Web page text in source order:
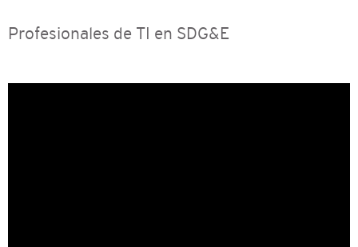
Profesionales de TI en SDG&E